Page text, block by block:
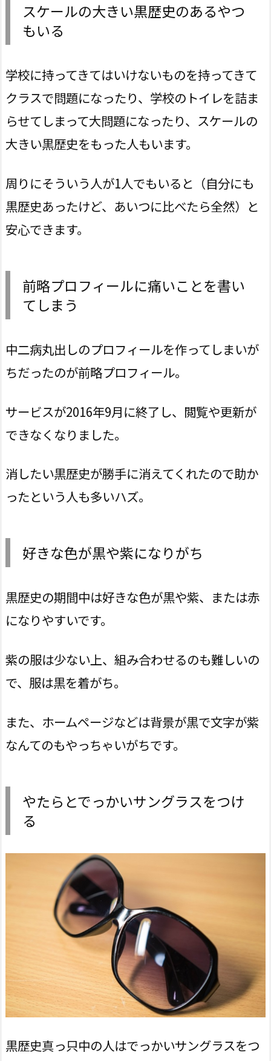
スケールの大きい黒歴史のあるやつ
もいる
学校に持ってきてはいけないものを持ってきて
クラスで問題になったり、学校のトイレを詰ま
らせてしまって大問題になったり、スケールの
大きい黒歴史をもった人もいます。
周りにそういう人が1人でもいると（自分にも
黒歴史あったけど、あいつに比べたら全然）と
安心できます。
前略プロフィールに痛いことを書い
てしまう
中二病丸出しのプロフィールを作ってしまいが
ちだったのが前略プロフィール。
サービスが2016年9月に終了し、閲覧や更新が
できなくなりました。
消したい黒歴史が勝手に消えてくれたので助か
ったという人も多いハズ。
好きな色が黒や紫になりがち
黒歴史の期間中は好きな色が黒や紫、または赤
になりやすいです。
紫の服は少ない上、組み合わせるのも難しいの
で、服は黒を着がち。
また、ホームページなどは背景が黒で文字が紫
なんてのもやっちゃいがちです。
やたらとでっかいサングラスをつけ
る
黒歴史真っ只中の人はでっかいサングラスをつ